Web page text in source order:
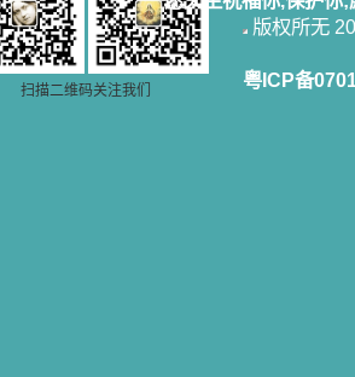
扫描二维码关注我们
版权所无
粤ICP备